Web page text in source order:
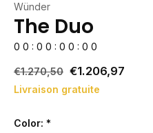
Wünder
The Duo
0 0 : 0 0 : 0 0 : 0 0
€1.270,50 €1.206,97
Livraison gratuite
Color: *